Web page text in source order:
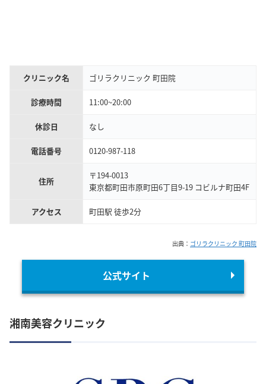
クリニック名 ゴリラクリニック 町田院
診療時間 11:00~20:00
休診日 なし
電話番号 0120-987-118
住所
〒194-0013
東京都町田市原町田6丁目9-19 コビルナ町田4F
アクセス 町田駅 徒歩2分
出典： ゴリラクリニック 町田院
公式サイト
湘南美容クリニック